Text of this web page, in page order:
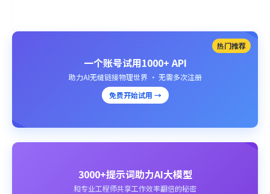
热门推荐
一个账号试用1000+ API
助力AI无缝链接物理世界 · 无需多次注册
免费开始试用 →
3000+提示词助力AI大模型
和专业工程师共享工作效率翻倍的秘密